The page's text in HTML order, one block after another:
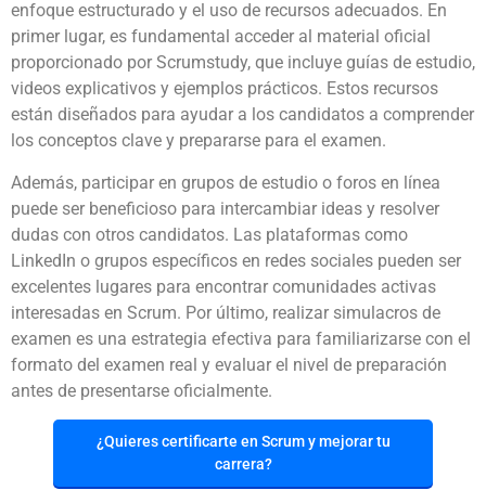
enfoque estructurado y el uso de recursos adecuados. En
primer lugar, es fundamental acceder al material oficial
proporcionado por Scrumstudy, que incluye guías de estudio,
videos explicativos y ejemplos prácticos. Estos recursos
están diseñados para ayudar a los candidatos a comprender
los conceptos clave y prepararse para el examen.
Además, participar en grupos de estudio o foros en línea
puede ser beneficioso para intercambiar ideas y resolver
dudas con otros candidatos. Las plataformas como
LinkedIn o grupos específicos en redes sociales pueden ser
excelentes lugares para encontrar comunidades activas
interesadas en Scrum. Por último, realizar simulacros de
examen es una estrategia efectiva para familiarizarse con el
formato del examen real y evaluar el nivel de preparación
antes de presentarse oficialmente.
¿Quieres certificarte en Scrum y mejorar tu
carrera?